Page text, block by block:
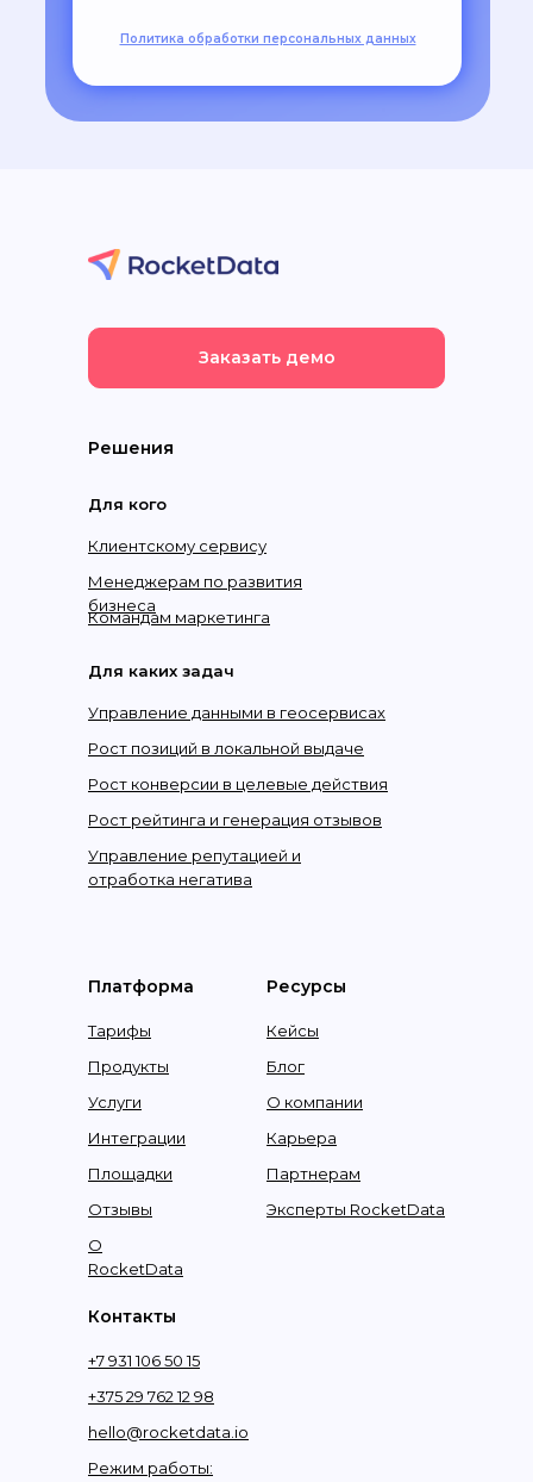
Политика обработки персональных данных
Для кого
Клиентскому сервису
Командам маркетинга
Менеджерам по развития
бизнеса
Решения
+375 29 762 12 98
+7 931 106 50 15
hello@rocketdata.io
Режим работы:
Контакты
Для каких задач
Управление данными в геосервисах
Управление репутацией и
отработка негатива
Рост позиций в локальной выдаче
Рост конверсии в целевые действия
Рост рейтинга и генерация отзывов
Ресурсы
О компании
Кейсы
Блог
Эксперты RocketData
Партнерам
Карьера
Платформа
Продукты
Тарифы
О
RocketData
Отзывы
Площадки
Услуги
Интеграции
Заказать демо